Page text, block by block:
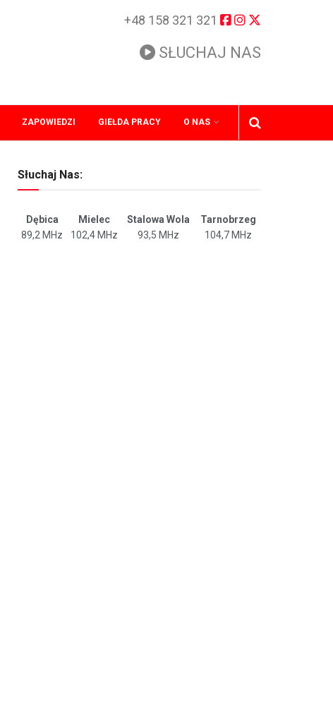
+48 158 321 321
SŁUCHAJ NAS
ZAPOWIEDZI GIEŁDA PRACY O NAS
Słuchaj Nas:
Dębica Mielec Stalowa Wola
Tarnobrzeg
89,2 MHz
102,4 MHz 93,5 MHz 104,7 MHz